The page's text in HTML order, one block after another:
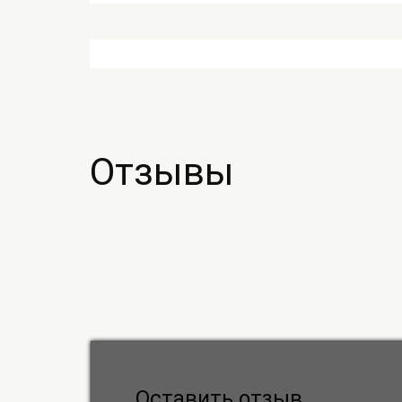
Отзывы